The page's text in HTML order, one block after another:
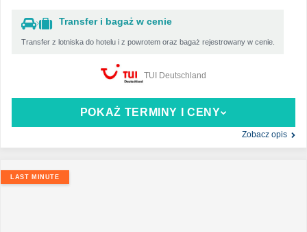
Transfer i bagaż w cenie
Transfer z lotniska do hotelu i z powrotem oraz bagaż rejestrowany w cenie.
POKAŻ TERMINY I CENY
Zobacz opis
TUI Deutschland
LAST MINUTE